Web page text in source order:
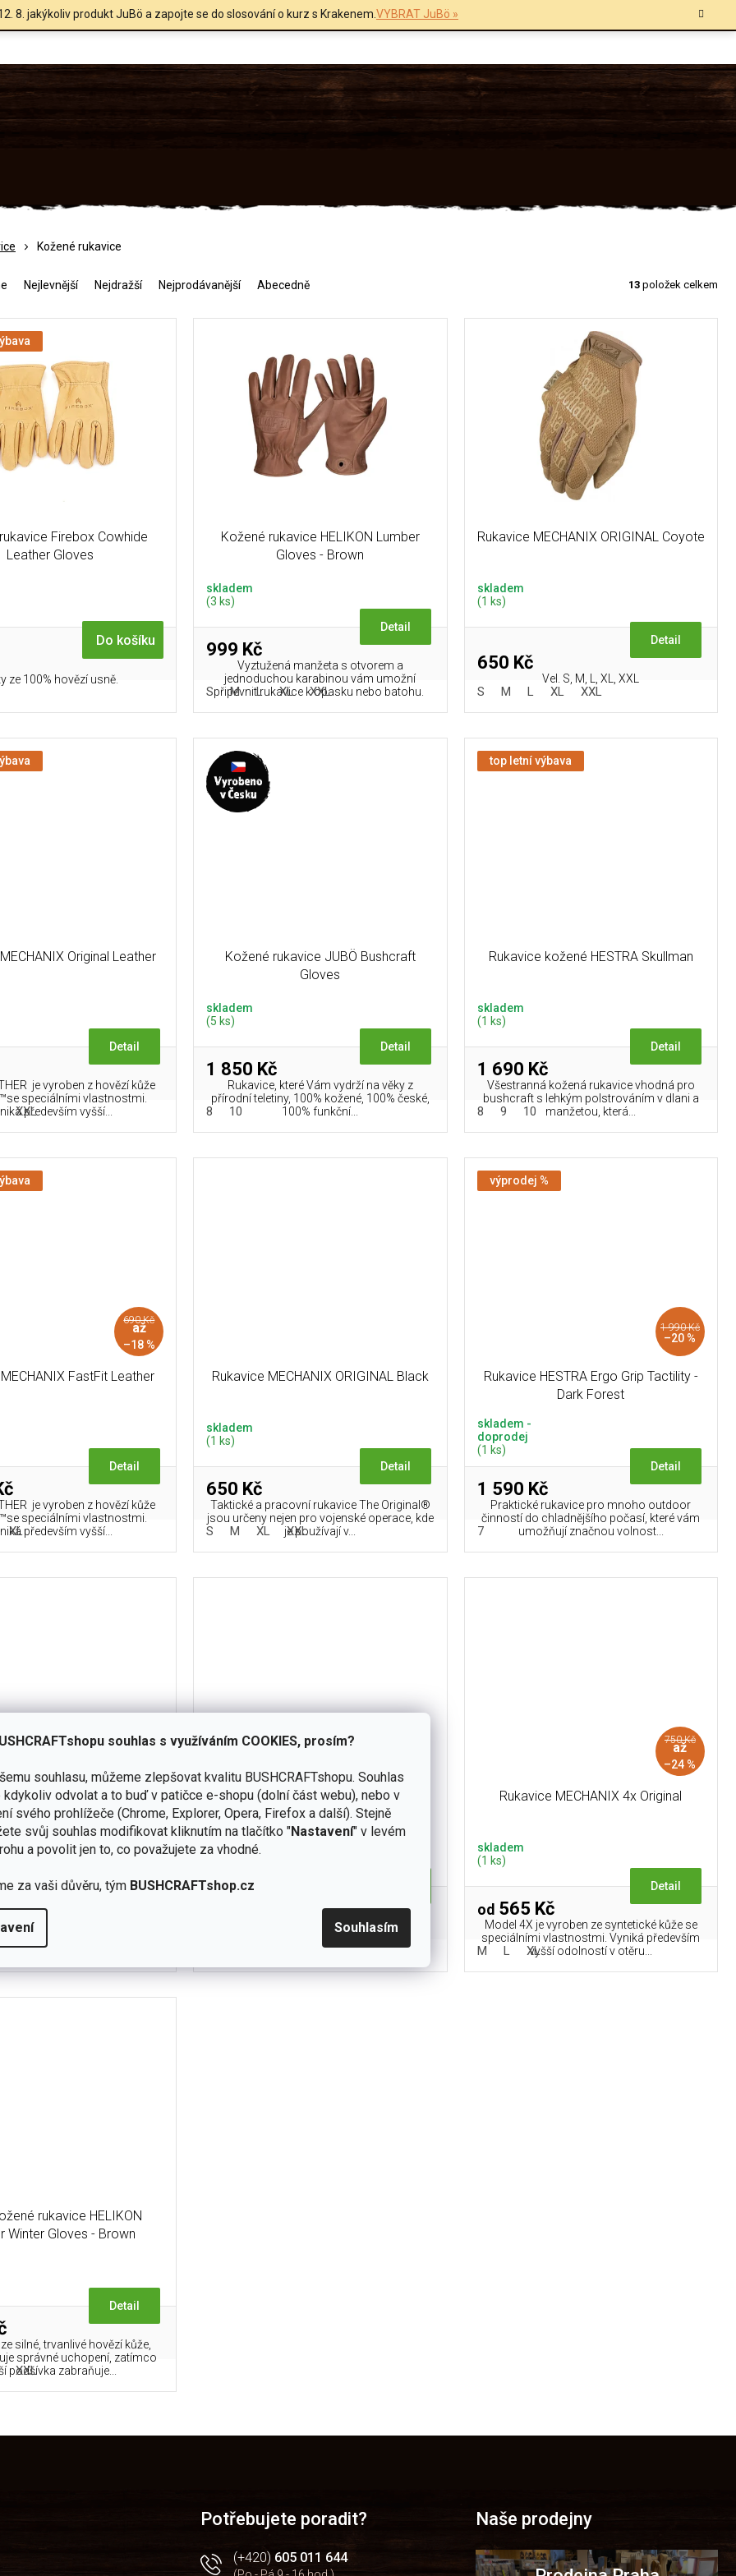
souhlas s využíváním COOKIES, prosím?
souhlasu, můžeme zlepšovat kvalitu BUSHCRAFTshopu. Souhlas
kdykoliv odvolat a to buď v patičce e-shopu (dolní část webu), nebo v
svého prohlížeče (Chrome, Explorer, Opera, Firefox a další). Stejně
svůj souhlas modifikovat kliknutím na tlačítko "Nastavení" v levém
a povolit jen to, co považujete za vhodné.
za vaši důvěru, tým BUSHCRAFTshop.cz
Souhlasím
8. jakýkoliv produkt JuBö a zapojte se do slosování o kurz s Krakenem.VYBRAT JuBö »
Kožené rukavice
Nejlevnější Nejdražší Nejprodávanější Abecedně 13 položek celkem
Firebox Cowhide
Leather Gloves
Do košíku
ze 100% hovězí usně.
Kožené rukavice HELIKON Lumber
Gloves - Brown
skladem
(3 ks)
999 Kč
Detail
Vyztužená manžeta s otvorem a
jednoduchou karabinou vám umožní
připevnit rukavice k opasku nebo batohu.
S M L XL XXL
Rukavice MECHANIX ORIGINAL Coyote
skladem
(1 ks)
650 Kč
Detail
Vel. S, M, L, XL, XXL
S M L XL XXL
Original Leather
Detail
je vyroben z hovězí kůže
speciálními vlastnostmi.
především vyšší...
XXL
Kožené rukavice JUBÖ Bushcraft
Gloves
skladem
(5 ks)
1 850 Kč
Detail
Rukavice, které Vám vydrží na věky z
přírodní teletiny, 100% kožené, 100% české,
100% funkční...
8 10
top letní výbava
Rukavice kožené HESTRA Skullman
skladem
(1 ks)
1 690 Kč
Detail
Všestranná kožená rukavice vhodná pro
bushcraft s lehkým polstrováním v dlani a
manžetou, která...
8 9 10
690 Kč
až
–18 %
FastFit Leather
Detail
je vyroben z hovězí kůže
speciálními vlastnostmi.
především vyšší...
XL
Rukavice MECHANIX ORIGINAL Black
skladem
(1 ks)
650 Kč
Detail
Taktické a pracovní rukavice The Original®
jsou určeny nejen pro vojenské operace, kde
je používají v...
S M XL XXL
výprodej %
1 990 Kč
–20 %
Rukavice HESTRA Ergo Grip Tactility -
Dark Forest
skladem -
doprodej
(1 ks)
1 590 Kč
Detail
Praktické rukavice pro mnoho outdoor
činností do chladnějšího počasí, které vám
umožňují značnou volnost...
7
3 390 Kč
až
kožené HESTRA Fält Guide
Glove
Kč
Detail
rukavice navržené speciálně
byly pojmenovány...
Rukavice MECHANIX 4x FastFit
skladem
Model 4X je vyroben ze syntetické kůže se
vyšší odolností v otěru...
750 Kč
až
–24 %
Rukavice MECHANIX 4x Original
skladem
(1 ks)
od565 Kč
Detail
Model 4X je vyroben ze syntetické kůže se
speciálními vlastnostmi. Vyniká především
vyšší odolností v otěru...
M L XL
rukavice HELIKON
Winter Gloves - Brown
Detail
silné, trvanlivé hovězí kůže,
správné uchopení, zatímco
podšívka zabraňuje...
XXL
O
a
í
p
Potřebujete poradit?
(+420) 605 011 644
Naše prodejny